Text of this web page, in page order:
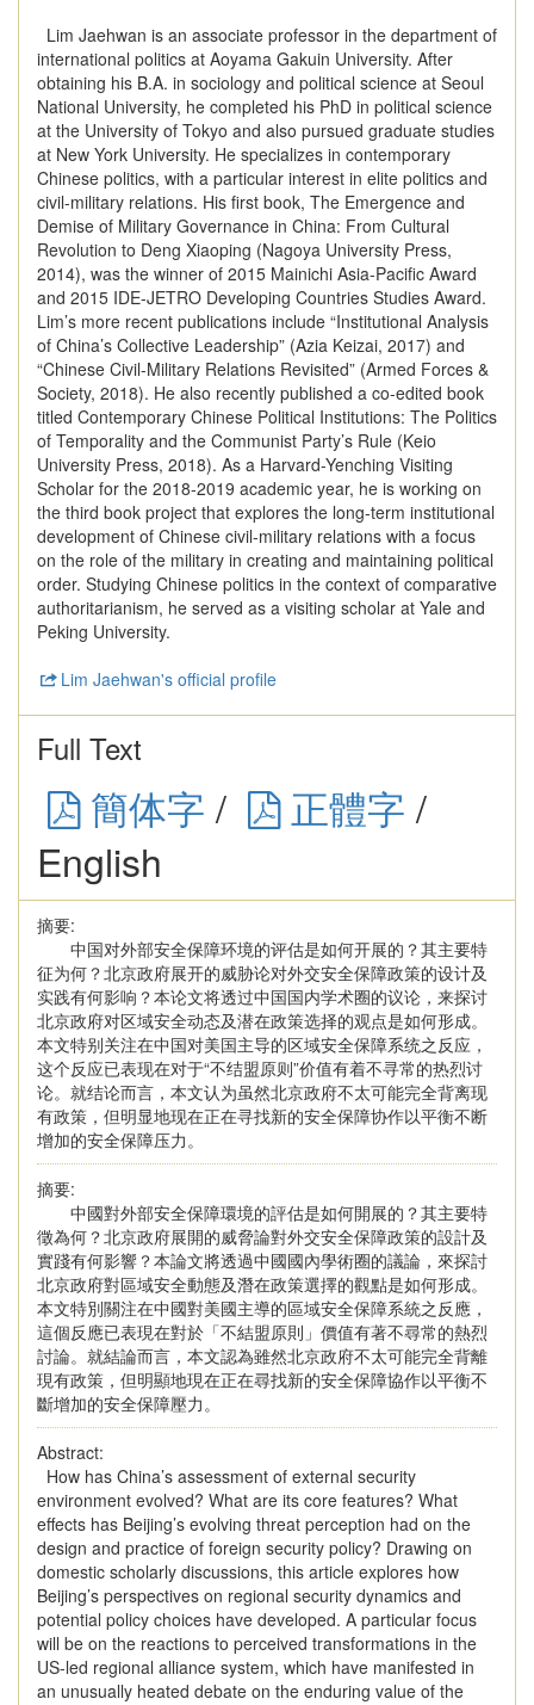
Lim Jaehwan is an associate professor in the department of
international politics at Aoyama Gakuin University. After
obtaining his B.A. in sociology and political science at Seoul
National University, he completed his PhD in political science
at the University of Tokyo and also pursued graduate studies
at New York University. He specializes in contemporary
Chinese politics, with a particular interest in elite politics and
civil-military relations. His first book, The Emergence and
Demise of Military Governance in China: From Cultural
Revolution to Deng Xiaoping (Nagoya University Press,
2014), was the winner of 2015 Mainichi Asia-Pacific Award
and 2015 IDE-JETRO Developing Countries Studies Award.
Lim’s more recent publications include “Institutional Analysis
of China’s Collective Leadership” (Azia Keizai, 2017) and
“Chinese Civil-Military Relations Revisited” (Armed Forces &
Society, 2018). He also recently published a co-edited book
titled Contemporary Chinese Political Institutions: The Politics
of Temporality and the Communist Party’s Rule (Keio
University Press, 2018). As a Harvard-Yenching Visiting
Scholar for the 2018-2019 academic year, he is working on
the third book project that explores the long-term institutional
development of Chinese civil-military relations with a focus
on the role of the military in creating and maintaining political
order. Studying Chinese politics in the context of comparative
authoritarianism, he served as a visiting scholar at Yale and
Peking University.
Lim Jaehwan's official profile
Full Text
簡体字 / 正體字 /
English
摘要:
中国对外部安全保障环境的评估是如何开展的？其主要特
征为何？北京政府展开的威胁论对外交安全保障政策的设计及
实践有何影响？本论文将透过中国国内学术圈的议论，来探讨
北京政府对区域安全动态及潜在政策选择的观点是如何形成。
本文特别关注在中国对美国主导的区域安全保障系统之反应，
这个反应已表现在对于“不结盟原则”价值有着不寻常的热烈讨
论。就结论而言，本文认为虽然北京政府不太可能完全背离现
有政策，但明显地现在正在寻找新的安全保障协作以平衡不断
增加的安全保障压力。
摘要:
中國對外部安全保障環境的評估是如何開展的？其主要特
徵為何？北京政府展開的威脅論對外交安全保障政策的設計及
實踐有何影響？本論文將透過中國國內學術圈的議論，來探討
北京政府對區域安全動態及潛在政策選擇的觀點是如何形成。
本文特別關注在中國對美國主導的區域安全保障系統之反應，
這個反應已表現在對於「不結盟原則」價值有著不尋常的熱烈
討論。就結論而言，本文認為雖然北京政府不太可能完全背離
現有政策，但明顯地現在正在尋找新的安全保障協作以平衡不
斷增加的安全保障壓力。
Abstract:
How has China’s assessment of external security
environment evolved? What are its core features? What
effects has Beijing’s evolving threat perception had on the
design and practice of foreign security policy? Drawing on
domestic scholarly discussions, this article explores how
Beijing’s perspectives on regional security dynamics and
potential policy choices have developed. A particular focus
will be on the reactions to perceived transformations in the
US-led regional alliance system, which have manifested in
an unusually heated debate on the enduring value of the